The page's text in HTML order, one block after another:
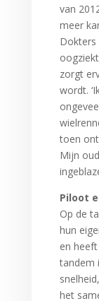
van
meer
Dokters
zorgt
wordt.
toen
Mijn
Piloot
Op de
hun
en heeft
tandem
het